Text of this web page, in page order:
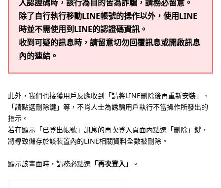
入認證碼時，該行為目的皆為詐騙，請務必留意。
除了自行執行移動LINE帳號的操作以外，使用LINE
時並不需使用到LINE的認證碼資訊。
收到可疑的訊息時，請留意切勿回覆訊息或開啟訊息
內的連結。
此外，我們也接獲用戶反應收到「請將LINE刪除後再重新安裝」、
「請點選刪除鍵」等，不肖人士為誘騙用戶執行不當操作所發出的
指示。
若在顯示「已登出帳號」訊息的再次登入頁面內點選「刪除」鍵，
將導致儲存於該裝置內的LINE相關資料全數被刪除。
顯示該畫面時，請務必點選 「再次登入」 。